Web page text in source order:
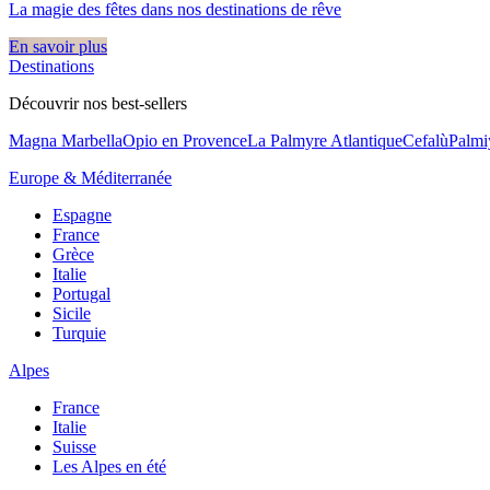
La magie des fêtes dans nos destinations de rêve​
En savoir plus
Destinations
Découvrir nos best-sellers
Magna MarbellaOpio en ProvenceLa Palmyre AtlantiqueCefalù
Europe & Méditerranée
Espagne
France
Grèce
Italie
Portugal
Sicile
Turquie
Alpes
France
Italie
Suisse
Les Alpes en été